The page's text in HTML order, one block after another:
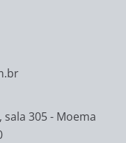
305 - Moema